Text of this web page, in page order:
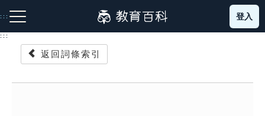
到
主
::: 登入
:::
返回詞條索引